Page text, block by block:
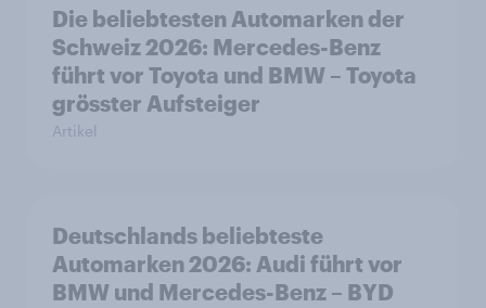
Die beliebtesten Automarken der
Schweiz 2026: Mercedes-Benz
führt vor Toyota und BMW – Toyota
grösster Aufsteiger
Artikel
Deutschlands beliebteste
Automarken 2026: Audi führt vor
BMW und Mercedes-Benz – BYD